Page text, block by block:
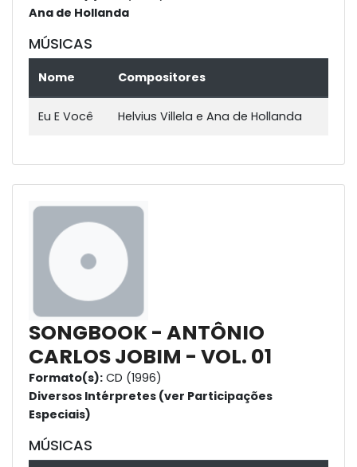
Ana de Hollanda
MÚSICAS
Nome Compositores
Eu E Você Helvius Villela e Ana de Hollanda
SONGBOOK - ANTÔNIO
CARLOS JOBIM - VOL. 01
Formato(s): CD (1996)
Diversos Intérpretes (ver Participações
Especiais)
MÚSICAS